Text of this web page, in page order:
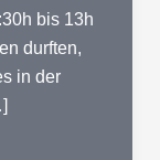
bis 13h
durften,
in der